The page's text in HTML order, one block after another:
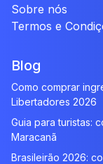
Sobre nós
Termos e
Blog
Como comprar
Libertadores 2026
Guia para turistas:
Maracanã
Brasileirão 2026: